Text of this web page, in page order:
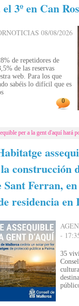
3º en Can
08/08/2026
de repetidores de
de las reservas
web. Para los que
sabéis lo difícil que es
0
per a la gent d'aquí hará
construcción
Sant Ferran,
residencia en
-
35